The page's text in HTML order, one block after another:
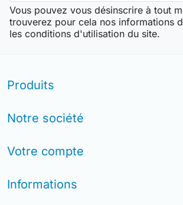
Vous pouvez vous désinscrire à tout
trouverez pour cela nos informations
les conditions d'utilisation du site.
Produits
Notre société
Votre compte
Informations